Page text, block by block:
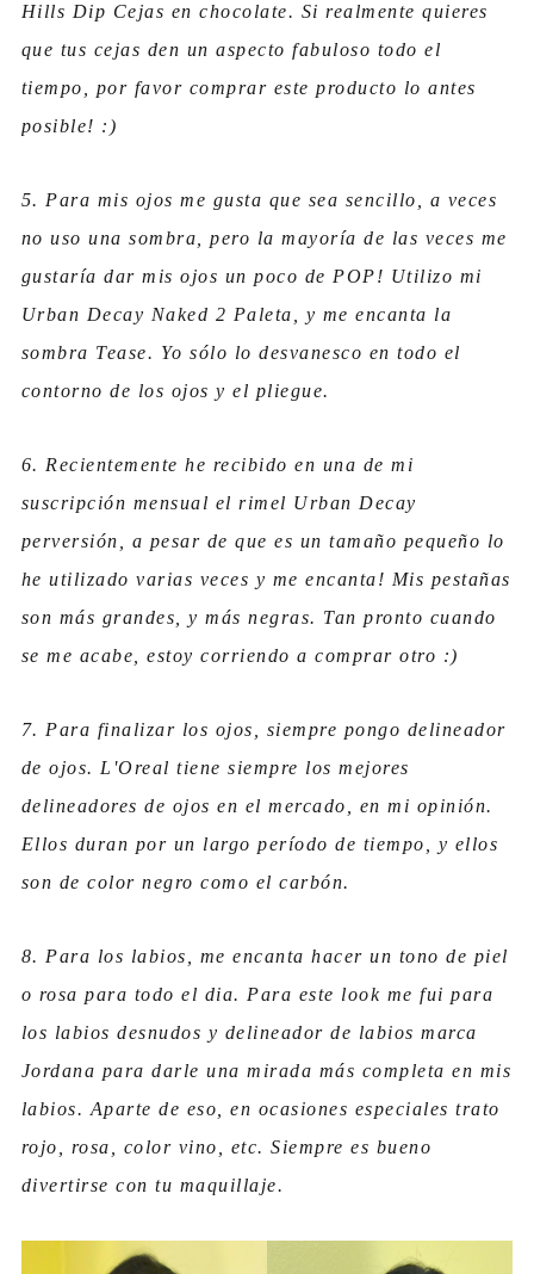
Hills Dip Cejas en chocolate. Si realmente quieres
que tus cejas den un aspecto fabuloso todo el
tiempo, por favor comprar este producto lo antes
posible! :)
5. Para mis ojos me gusta que sea sencillo, a veces
no uso una sombra, pero la mayoría de las veces me
gustaría dar mis ojos un poco de POP! Utilizo mi
Urban Decay Naked 2 Paleta, y me encanta la
sombra Tease. Yo sólo lo desvanesco en todo el
contorno de los ojos y el pliegue.
6. Recientemente he recibido en una de mi
suscripción mensual el rimel Urban Decay
perversión, a pesar de que es un tamaño pequeño lo
he utilizado varias veces y me encanta! Mis pestañas
son más grandes, y más negras. Tan pronto cuando
se me acabe, estoy corriendo a comprar otro :)
7. Para finalizar los ojos, siempre pongo delineador
de ojos. L'Oreal tiene siempre los mejores
delineadores de ojos en el mercado, en mi opinión.
Ellos duran por un largo período de tiempo, y ellos
son de color negro como el carbón.
8. Para los labios, me encanta hacer un tono de piel
o rosa para todo el dia. Para este look me fui para
los labios desnudos y delineador de labios marca
Jordana para darle una mirada más completa en mis
labios. Aparte de eso, en ocasiones especiales trato
rojo, rosa, color vino, etc. Siempre es bueno
divertirse con tu maquillaje.